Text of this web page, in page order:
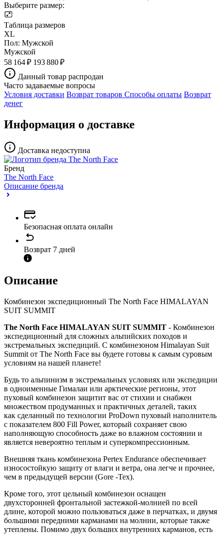
Выберите размер:
Таблица размеров
XL
Пол: Мужской
Мужской
58 164 ₽ 193 880 ₽
Данный товар распродан
Часто задаваемые вопросы
Условия доставки Возврат товаров Способы оплаты Возврат
денег
Информация о доставке
Доставка недоступна
Бренд
The North Face
Описание бренда
Безопасная оплата онлайн
Возврат 7 дней
Описание
Комбинезон экспедиционный The North Face HIMALAYAN
SUIT SUMMIT
The North Face HIMALAYAN SUIT SUMMIT - Комбинезон
экспедиционный для сложных альпийских походов и
экстремальных экспедиций. С комбинезоном Himalayan Suit
Summit от The North Face вы будете готовы к самым суровым
условиям на нашей планете!
Будь то альпинизм в экстремальных условиях или экспедиции
в одноименные Гималаи или арктические регионы, этот
пуховый комбинезон защитит вас от стихии и снабжен
множеством продуманных и практичных деталей, таких
как сделанный по технологии ProDown пуховый наполнитель
с показателем 800 Fill Power, который сохраняет свою
наполняющую способность даже во влажном состоянии и
является невероятно теплым и суперкомпрессионным.
Внешняя ткань комбинезона Pertex Endurance обеспечивает
износостойкую защиту от влаги и ветра, она легче и прочнее,
чем в предыдущей версии (Gore -Tex).
Кроме того, этот цельный комбинезон оснащен
двухсторонней фронтальной застежкой-молнией по всей
длине, которой можно пользоваться даже в перчатках, и двумя
большими передними карманами на молнии, которые также
утеплены. Помимо двух больших внутренних карманов, есть